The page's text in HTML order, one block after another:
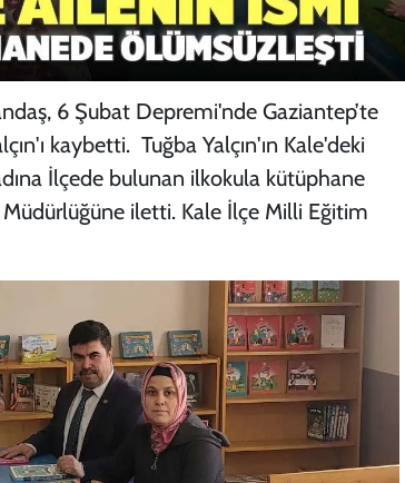
6 Şubat Depremi'nde Gaziantep’te
kaybetti. Tuğba Yalçın'ın Kale'deki
İlçede bulunan ilkokula kütüphane
iletti. Kale İlçe Milli Eğitim